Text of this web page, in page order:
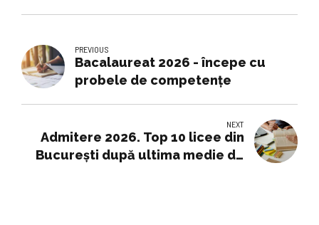
PREVIOUS
Bacalaureat 2026 - începe cu
probele de competențe
NEXT
Admitere 2026. Top 10 licee din
București după ultima medie de